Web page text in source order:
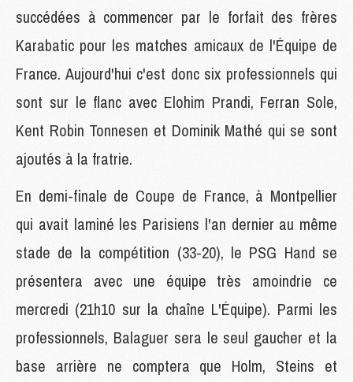
succédées à commencer par le forfait des frères
Karabatic pour les matches amicaux de l'Équipe de
France. Aujourd'hui c'est donc six professionnels qui
sont sur le flanc avec Elohim Prandi, Ferran Sole,
Kent Robin Tonnesen et Dominik Mathé qui se sont
ajoutés à la fratrie.
En demi-finale de Coupe de France, à Montpellier
qui avait laminé les Parisiens l'an dernier au même
stade de la compétition (33-20), le PSG Hand se
présentera avec une équipe très amoindrie ce
mercredi (21h10 sur la chaîne L'Équipe). Parmi les
professionnels, Balaguer sera le seul gaucher et la
base arrière ne comptera que Holm, Steins et